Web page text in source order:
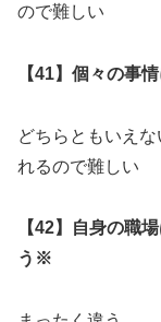
ので難しい
【41】個々の事
どちらともい
れるので難しい
【42】自身の職
う※